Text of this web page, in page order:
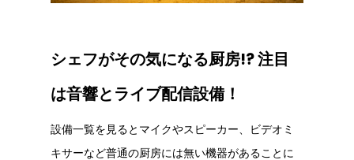
シェフがその気になる厨房!? 注目
は音響とライブ配信設備！
設備一覧を見るとマイクやスピーカー、ビデオミ
キサーなど普通の厨房には無い機器があることに